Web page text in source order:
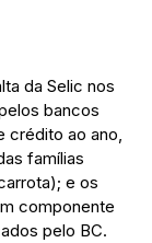
da Selic nos
bancos
crédito ao ano,
famílias
e os
componente
pelo BC.